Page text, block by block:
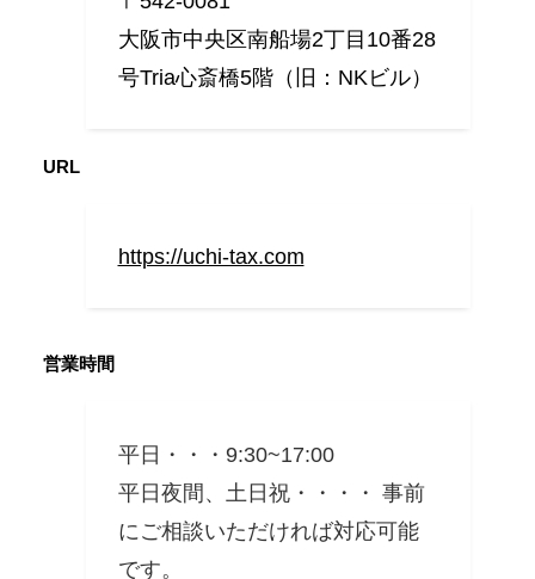
大阪市中央区南船場2丁目10番28
号Tria心斎橋5階（旧：NKビル）
URL
https://uchi-tax.com
営業時間
平日・・・9:30~17:00
平日夜間、土日祝・・・・ 事前
にご相談いただければ対応可能
です。